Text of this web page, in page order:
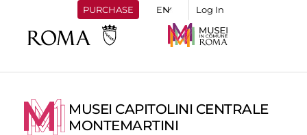
PURCHASE Log In
MUSEI CAPITOLINI CENTRALE
MONTEMARTINI